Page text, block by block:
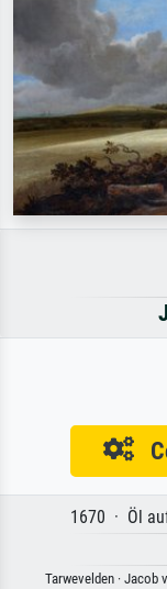
1670 · Öl
Tarwevelden · Jacob